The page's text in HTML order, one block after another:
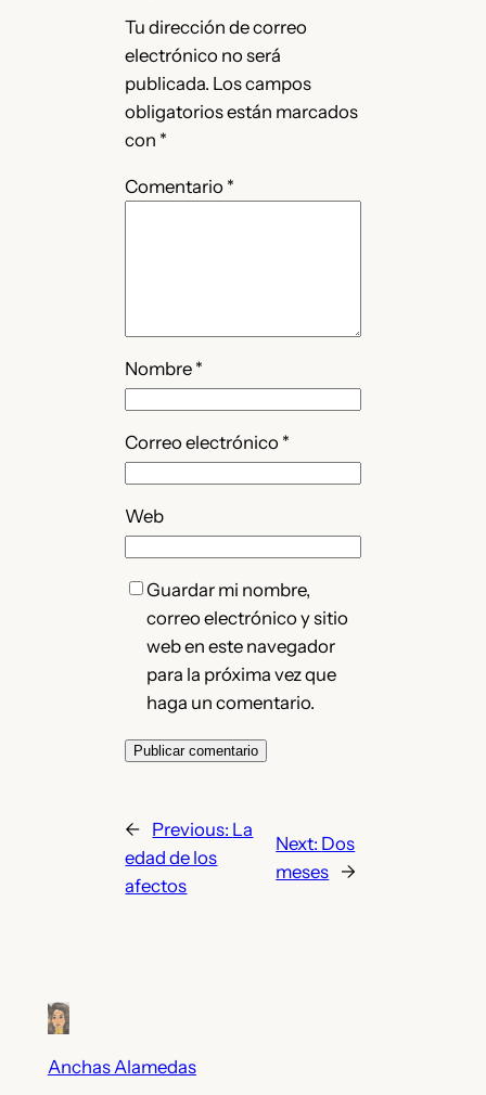
Tu dirección de correo
electrónico no será
publicada. Los campos
obligatorios están marcados
con *
Comentario *
Nombre *
Correo electrónico *
Web
Guardar mi nombre,
correo electrónico y sitio
web en este navegador
para la próxima vez que
haga un comentario.
← Previous: La
edad de los
afectos
Next: Dos
meses →
Anchas Alamedas